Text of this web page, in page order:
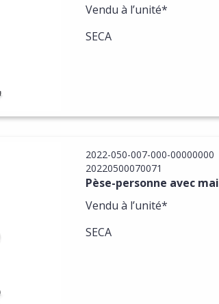
Vendu à l’unité*
SECA
2022-050-007-000-00000000
20220500070071
Pèse-personne avec
Vendu à l’unité*
SECA